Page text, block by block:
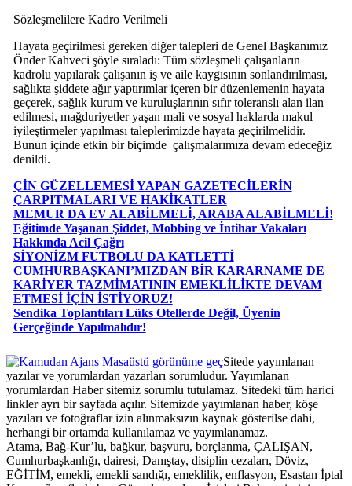
Sözleşmelilere Kadro Verilmeli
Hayata geçirilmesi gereken diğer talepleri de Genel Başkanımız
Önder Kahveci şöyle sıraladı: Tüm sözleşmeli çalışanların
kadrolu yapılarak çalışanın iş ve aile kaygısının sonlandırılması,
sağlıkta şiddete ağır yaptırımlar içeren bir düzenlemenin hayata
geçerek, sağlık kurum ve kuruluşlarının sıfır toleranslı alan ilan
edilmesi, mağduriyetler yaşan mali ve sosyal haklarda makul
iyileştirmeler yapılması taleplerimizde hayata geçirilmelidir.
Bunun içinde etkin bir biçimde çalışmalarımıza devam edeceğiz
denildi.
ÇİN GÜZELLEMESİ YAPAN GAZETECİLERİN
ÇARPITMALARI VE HAKİKATLER
MEMUR DA EV ALABİLMELİ, ARABA ALABİLMELİ!
Eğitimde Yaşanan Şiddet, Mobbing ve İntihar Vakaları
Hakkında Acil Çağrı
SİYONİZM FUTBOLU DA KATLETTİ
CUMHURBAŞKANI’MIZDAN BİR KARARNAME DE
KARİYER TAZMİMATININ EMEKLİLİKTE DEVAM
ETMESİ İÇİN İSTİYORUZ!
Sendika Toplantıları Lüks Otellerde Değil, Üyenin
Gerçeğinde Yapılmalıdır!
Masaüstü görünüme geçSitede yayımlanan
yazılar ve yorumlardan yazarları sorumludur. Yayımlanan
yorumlardan Haber sitemiz sorumlu tutulamaz. Sitedeki tüm harici
linkler ayrı bir sayfada açılır. Sitemizde yayımlanan haber, köşe
yazıları ve fotoğraflar izin alınmaksızın kaynak gösterilse dahi,
herhangi bir ortamda kullanılamaz ve yayımlanamaz.
Atama, Bağ-Kur’lu, bağkur, başvuru, borçlanma, ÇALIŞAN,
Cumhurbaşkanlığı, dairesi, Danıştay, disiplin cezaları, Döviz,
EĞİTİM, emekli, emekli sandığı, emeklilik, enflasyon, Esastan İptal